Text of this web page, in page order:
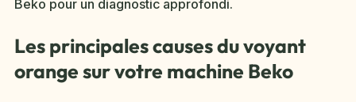
Beko pour un diagnostic approfondi.
Les principales causes du voyant
orange sur votre machine Beko